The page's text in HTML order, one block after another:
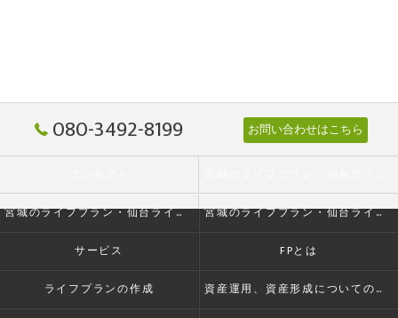
080-3492-8199 お問い合わせはこちら
宮城のライフプラン・仙台ライフプランニング株式会社の評判 宮城のライフプラン・仙台ライフプランニング株式会社のお客様の声
サービス FPとは
ライフプランの作成 資産運用、資産形成についての相談